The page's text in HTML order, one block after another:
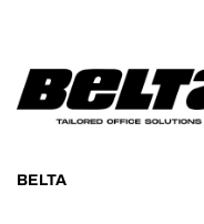
BELTA